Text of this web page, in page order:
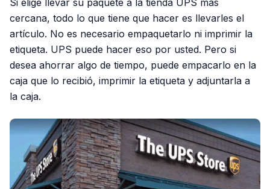
Si elige llevar su paquete a la tienda UPS más
cercana, todo lo que tiene que hacer es llevarles el
artículo. No es necesario empaquetarlo ni imprimir la
etiqueta. UPS puede hacer eso por usted. Pero si
desea ahorrar algo de tiempo, puede empacarlo en la
caja que lo recibió, imprimir la etiqueta y adjuntarla a
la caja.